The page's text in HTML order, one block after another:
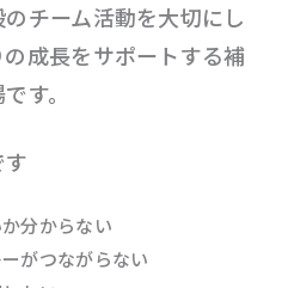
チーム活動を大切にし
成長をサポートする補
す。
分からない
がつながらない